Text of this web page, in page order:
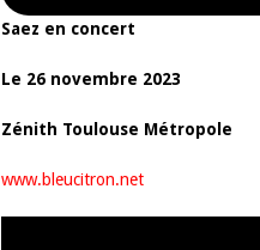
Saez en concert
Le 26 novembre 2023
Zénith Toulouse Métropole
www.bleucitron.net